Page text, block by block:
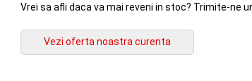
Vrei sa afli daca va mai reveni in stoc? Trimite-ne